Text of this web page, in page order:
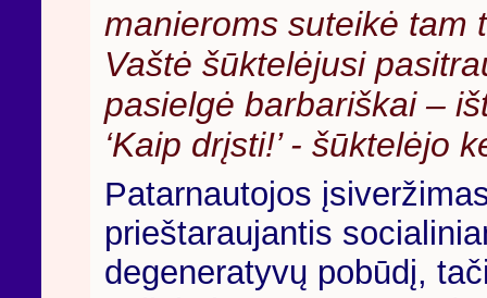
manieroms suteikė tam
Vaštė šūktelėjusi
pasielgė barbariškai –
‘Kaip drįsti!’ - šūktelėjo
Patarnautojos
prieštaraujantis
degeneratyvų pobūdį,